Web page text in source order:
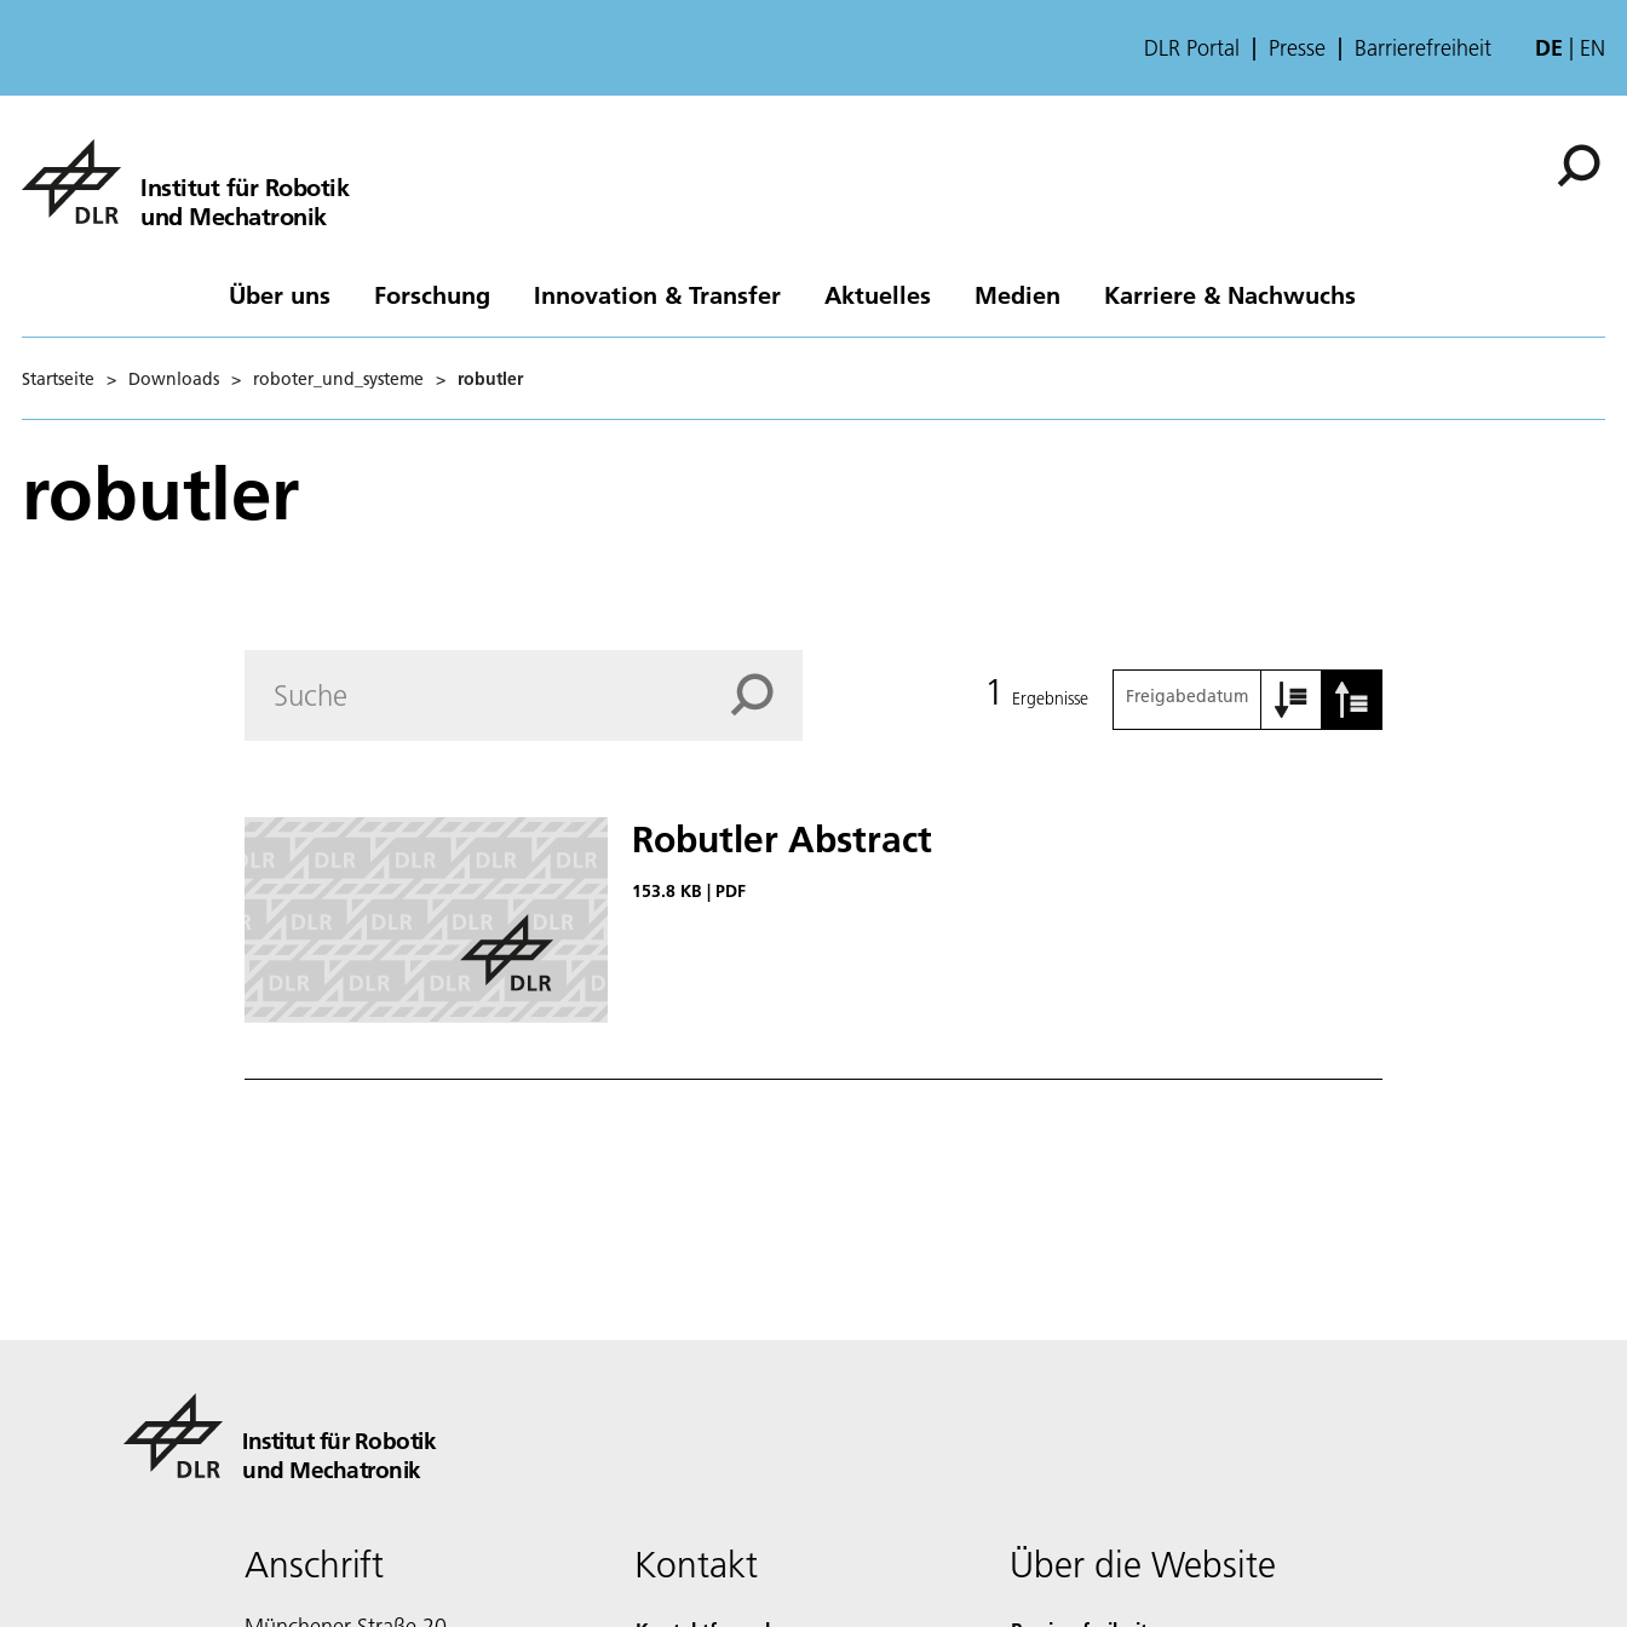
DLR Portal Presse Barrierefreiheit DE EN
Institut für Robotik
und Mechatronik
Über uns Forschung Innovation & Transfer Aktuelles Medien Karriere & Nachwuchs
Startseite > Downloads > roboter_und_systeme > robutler
robutler
1 Ergebnisse Freigabedatum
Robutler Abstract
153.8 KB | PDF
Institut für Robotik
und Mechatronik
Anschrift Kontakt Über die Website